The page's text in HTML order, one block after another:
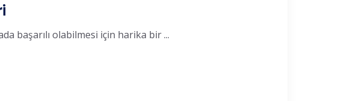
başarılı olabilmesi için harika bir ...